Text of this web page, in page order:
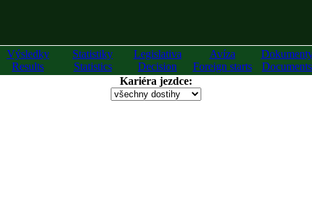
Výsledky
Results
Statistiky
Statistics
Legislativa
Decision
Avíza
Foreign starts
Documents
Kariéra jezdce: